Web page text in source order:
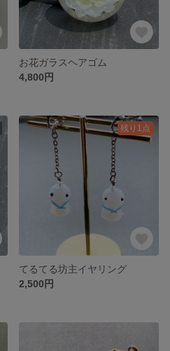
お花ガラスヘアゴム
4,800円
残り1点
てるてる坊主イヤリング
2,500円